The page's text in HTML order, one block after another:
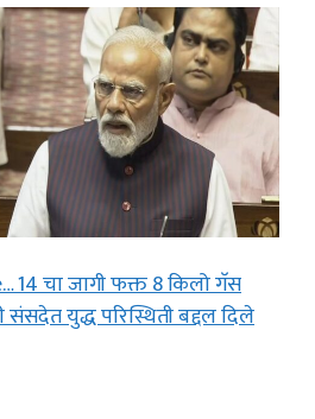
14 चा जागी फक्त 8 किलो गॅस
संसदेत युद्ध परिस्थिती बद्दल दिले